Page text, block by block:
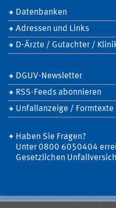
Datenbanken
Adressen und Links
D-Ärzte / Gutachter /
DGUV-Newsletter
RSS-Feeds abonnieren
Unfallanzeige / Formtexte
Haben Sie Fragen?
Unter 0800 6050404
Gesetzlichen